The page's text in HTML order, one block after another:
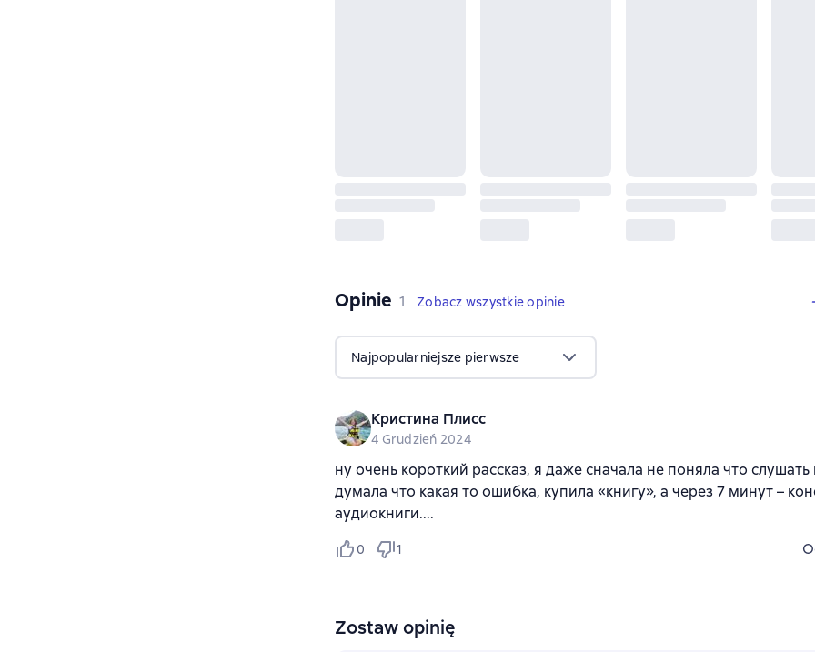
Opinie 1 opinia
1 Zobacz wszystkie opinie
Najpopularniejsze pierwsze
Кристина Плисс
4 Grudzień 2024
ну очень короткий рассказ, я даже сначала не поняла что слушать
думала что какая то ошибка, купила «книгу», а через 7 минут –
аудиокниги....
0 1
Zostaw opinię